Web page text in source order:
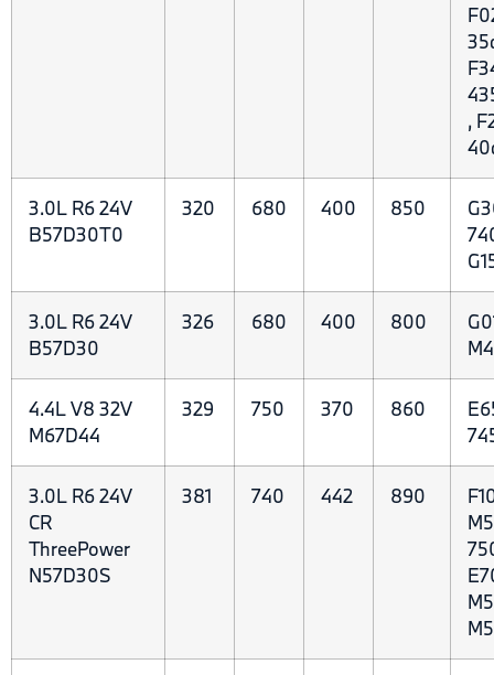
,
3.0L R6 24V
B57D30T0
320 680 400 850
3.0L R6 24V
B57D30
326 680 400 800
4.4L V8 32V
M67D44
329 750 370 860
3.0L R6 24V
CR
ThreePower
N57D30S
381 740 442 890